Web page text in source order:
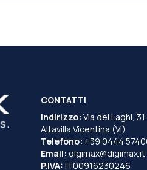
CONTATTI
Indirizzo: Via dei Laghi,
Altavilla Vicentina (VI)
Telefono: +39 0444
Email: digimax@digimax.it
P.IVA: IT00916230246